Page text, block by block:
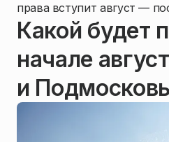
права вступит август —
Какой будет
начале
и